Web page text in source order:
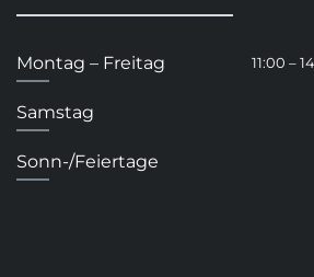
Montag – Freitag 11:00 –
Samstag
Sonn-/Feiertage